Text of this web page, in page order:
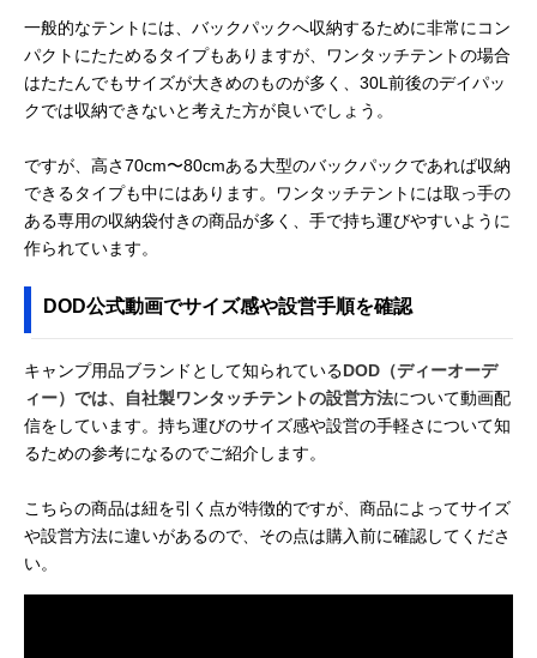
一般的なテントには、バックパックへ収納するために非常にコン
パクトにたためるタイプもありますが、ワンタッチテントの場合
はたたんでもサイズが大きめのものが多く、30L前後のデイパッ
クでは収納できないと考えた方が良いでしょう。
ですが、高さ70cm〜80cmある大型のバックパックであれば収納
できるタイプも中にはあります。ワンタッチテントには取っ手の
ある専用の収納袋付きの商品が多く、手で持ち運びやすいように
作られています。
DOD公式動画でサイズ感や設営手順を確認
キャンプ用品ブランドとして知られているDOD（ディーオーデ
ィー）では、自社製ワンタッチテントの設営方法について動画配
信をしています。持ち運びのサイズ感や設営の手軽さについて知
るための参考になるのでご紹介します。
こちらの商品は紐を引く点が特徴的ですが、商品によってサイズ
や設営方法に違いがあるので、その点は購入前に確認してくださ
い。